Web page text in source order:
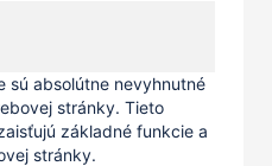
sú absolútne nevyhnutné
stránky. Tieto
základné funkcie a
stránky.